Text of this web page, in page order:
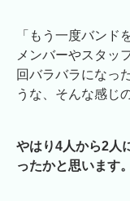
「もう一度バンド
メンバーやスタッ
回バラバラになっ
うな、そんな感じ
やはり4人から2人
ったかと思います